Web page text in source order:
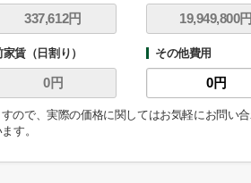
家賃（日割り） その他費用
ので、実際の価格に関してはお気軽にお問い合
す。